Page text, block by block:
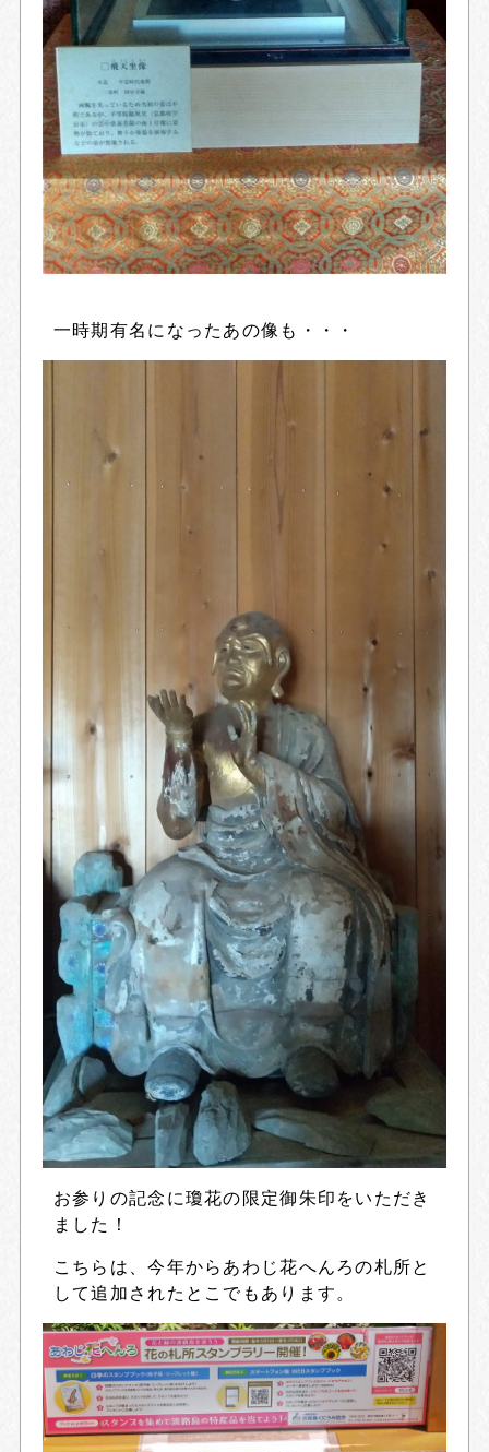
一時期有名になったあの像も・・・
お参りの記念に瓊花の限定御朱印をいただき
ました！
こちらは、今年からあわじ花へんろの札所と
して追加されたとこでもあります。